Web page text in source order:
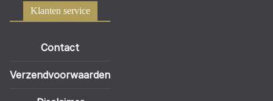
Klanten service
Contact
Verzendvoorwaarden